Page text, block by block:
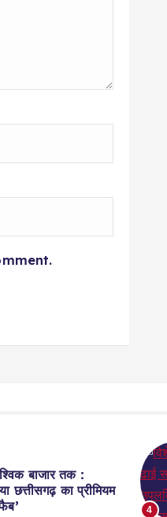
बाजार तक :
छत्तीसगढ़ का प्रीमियम
4